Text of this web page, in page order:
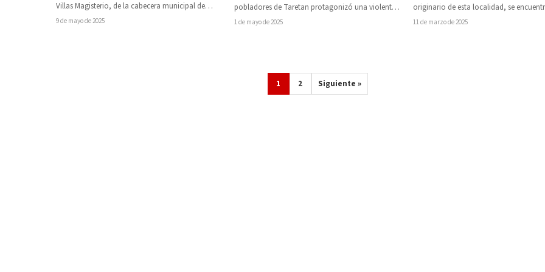
Villas Magisterio, de la cabecera municipal de
Taretan, luego de que un…
9 de mayo de 2025
pobladores de Taretan protagonizó una violenta
protesta tras irrumpir por la fuerza…
1 de mayo de 2025
originario de esta localidad, se
desaparecido desde el pasado 3 de
11 de marzo de 2025
1 2 Siguiente »